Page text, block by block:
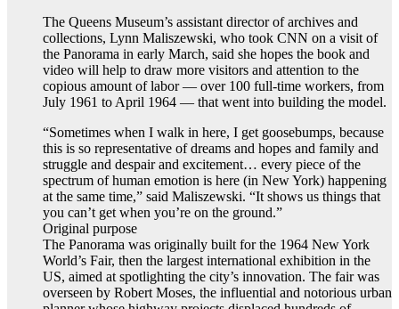
The Queens Museum’s assistant director of archives and
collections, Lynn Maliszewski, who took CNN on a visit of
the Panorama in early March, said she hopes the book and
video will help to draw more visitors and attention to the
copious amount of labor — over 100 full-time workers, from
July 1961 to April 1964 — that went into building the model.
“Sometimes when I walk in here, I get goosebumps, because
this is so representative of dreams and hopes and family and
struggle and despair and excitement… every piece of the
spectrum of human emotion is here (in New York) happening
at the same time,” said Maliszewski. “It shows us things that
you can’t get when you’re on the ground.”
Original purpose
The Panorama was originally built for the 1964 New York
World’s Fair, then the largest international exhibition in the
US, aimed at spotlighting the city’s innovation. The fair was
overseen by Robert Moses, the influential and notorious urban